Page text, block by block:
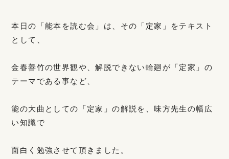
本日の「能本を読む会」は、その「定家」をテキスト
として、
金春善竹の世界観や、解脱できない輪廻が「定家」の
テーマである事など、
能の大曲としての「定家」の解説を、味方先生の幅広
い知識で
面白く勉強させて頂きました。